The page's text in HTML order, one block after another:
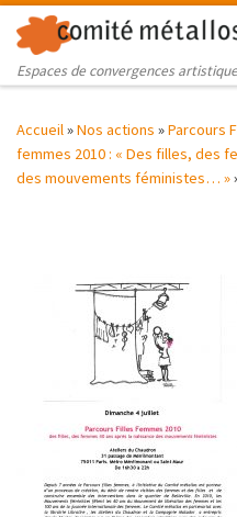
Skip to content
Espaces de convergences
Accueil»Nos actions »Parcours
femmes 2010 : « Des filles, des
des mouvements féministes… »